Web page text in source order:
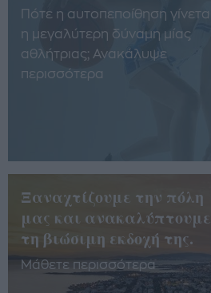
Πότε η αυτοπεποίθηση γίνεται
η μεγαλύτερη δύναμη μίας
αθλήτριας; Ανακάλυψε
περισσότερα
Ξαναχτίζουμε την πόλη
μας και ανακαλύπτουμε
τη βιώσιμη εκδοχή της.
Μάθετε περισσότερα